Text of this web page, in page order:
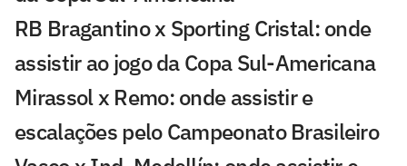
RB Bragantino x Sporting Cristal: onde
assistir ao jogo da Copa Sul-Americana
Mirassol x Remo: onde assistir e
escalações pelo Campeonato Brasileiro